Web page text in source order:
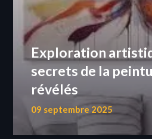
Exploration
secrets de la
révélés
09 septembre 2025